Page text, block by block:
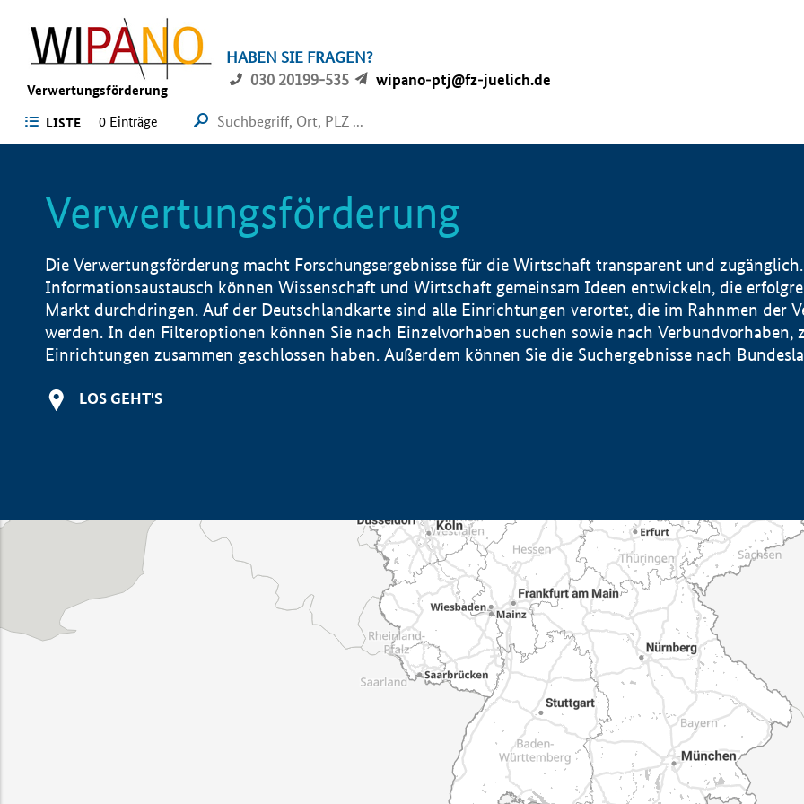
Verwertungsförderung
HABEN SIE FRAGEN?
030 20199-535
wipano-ptj@fz-juelich.de
LISTE 0 Einträge
Verwertungsförderung
Die Verwertungsförderung macht Forschungsergebnisse für die Wirtschaft transparent und
Informationsaustausch können Wissenschaft und Wirtschaft gemeinsam Ideen entwickeln, die
Markt durchdringen. Auf der Deutschlandkarte sind alle Einrichtungen verortet, die im Rahnmen der
werden. In den Filteroptionen können Sie nach Einzelvorhaben suchen sowie nach Verbundvorhaben,
Einrichtungen zusammen geschlossen haben. Außerdem können Sie die Suchergebnisse nach
LOS GEHT'S